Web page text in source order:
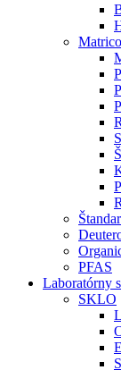
PFAS
Laboratórny
SKLO